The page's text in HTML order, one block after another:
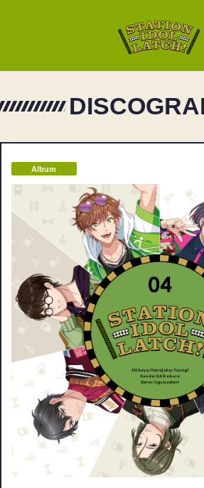
Album